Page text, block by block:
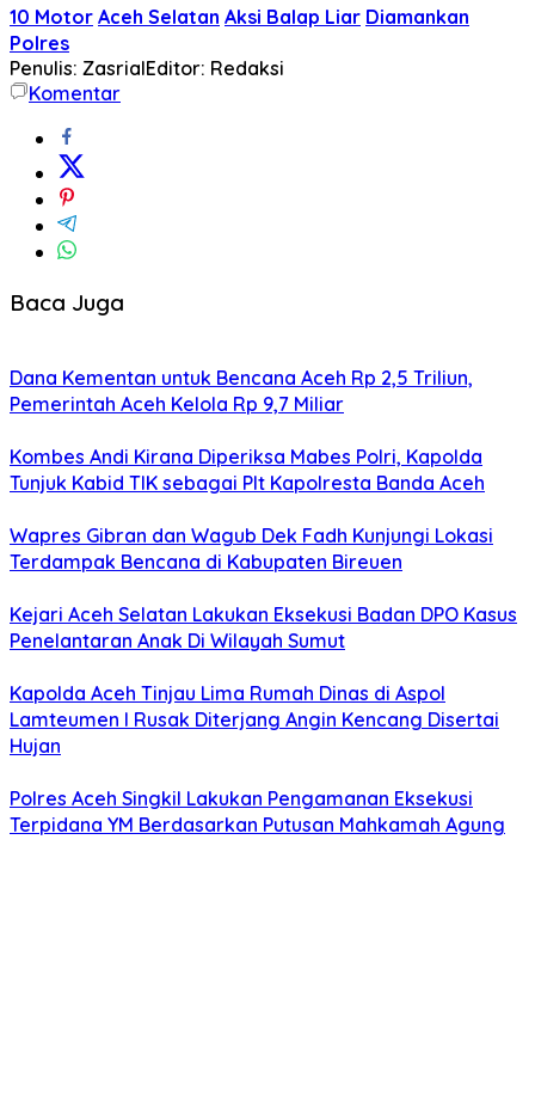
10 Motor Aceh Selatan Aksi Balap Liar Diamankan
Polres
Penulis: ZasrialEditor: Redaksi
Komentar
Baca Juga
Dana Kementan untuk Bencana Aceh Rp 2,5 Triliun,
Pemerintah Aceh Kelola Rp 9,7 Miliar
Kombes Andi Kirana Diperiksa Mabes Polri, Kapolda
Tunjuk Kabid TIK sebagai Plt Kapolresta Banda Aceh
Wapres Gibran dan Wagub Dek Fadh Kunjungi Lokasi
Terdampak Bencana di Kabupaten Bireuen
Kejari Aceh Selatan Lakukan Eksekusi Badan DPO Kasus
Penelantaran Anak Di Wilayah Sumut
Kapolda Aceh Tinjau Lima Rumah Dinas di Aspol
Lamteumen I Rusak Diterjang Angin Kencang Disertai
Hujan
Polres Aceh Singkil Lakukan Pengamanan Eksekusi
Terpidana YM Berdasarkan Putusan Mahkamah Agung